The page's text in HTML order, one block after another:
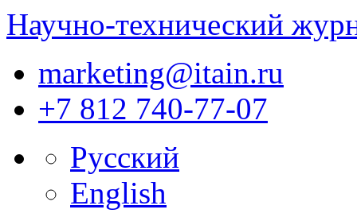
Научно-технический
marketing@itain.ru
+7 812 740-77-07
Русский
English